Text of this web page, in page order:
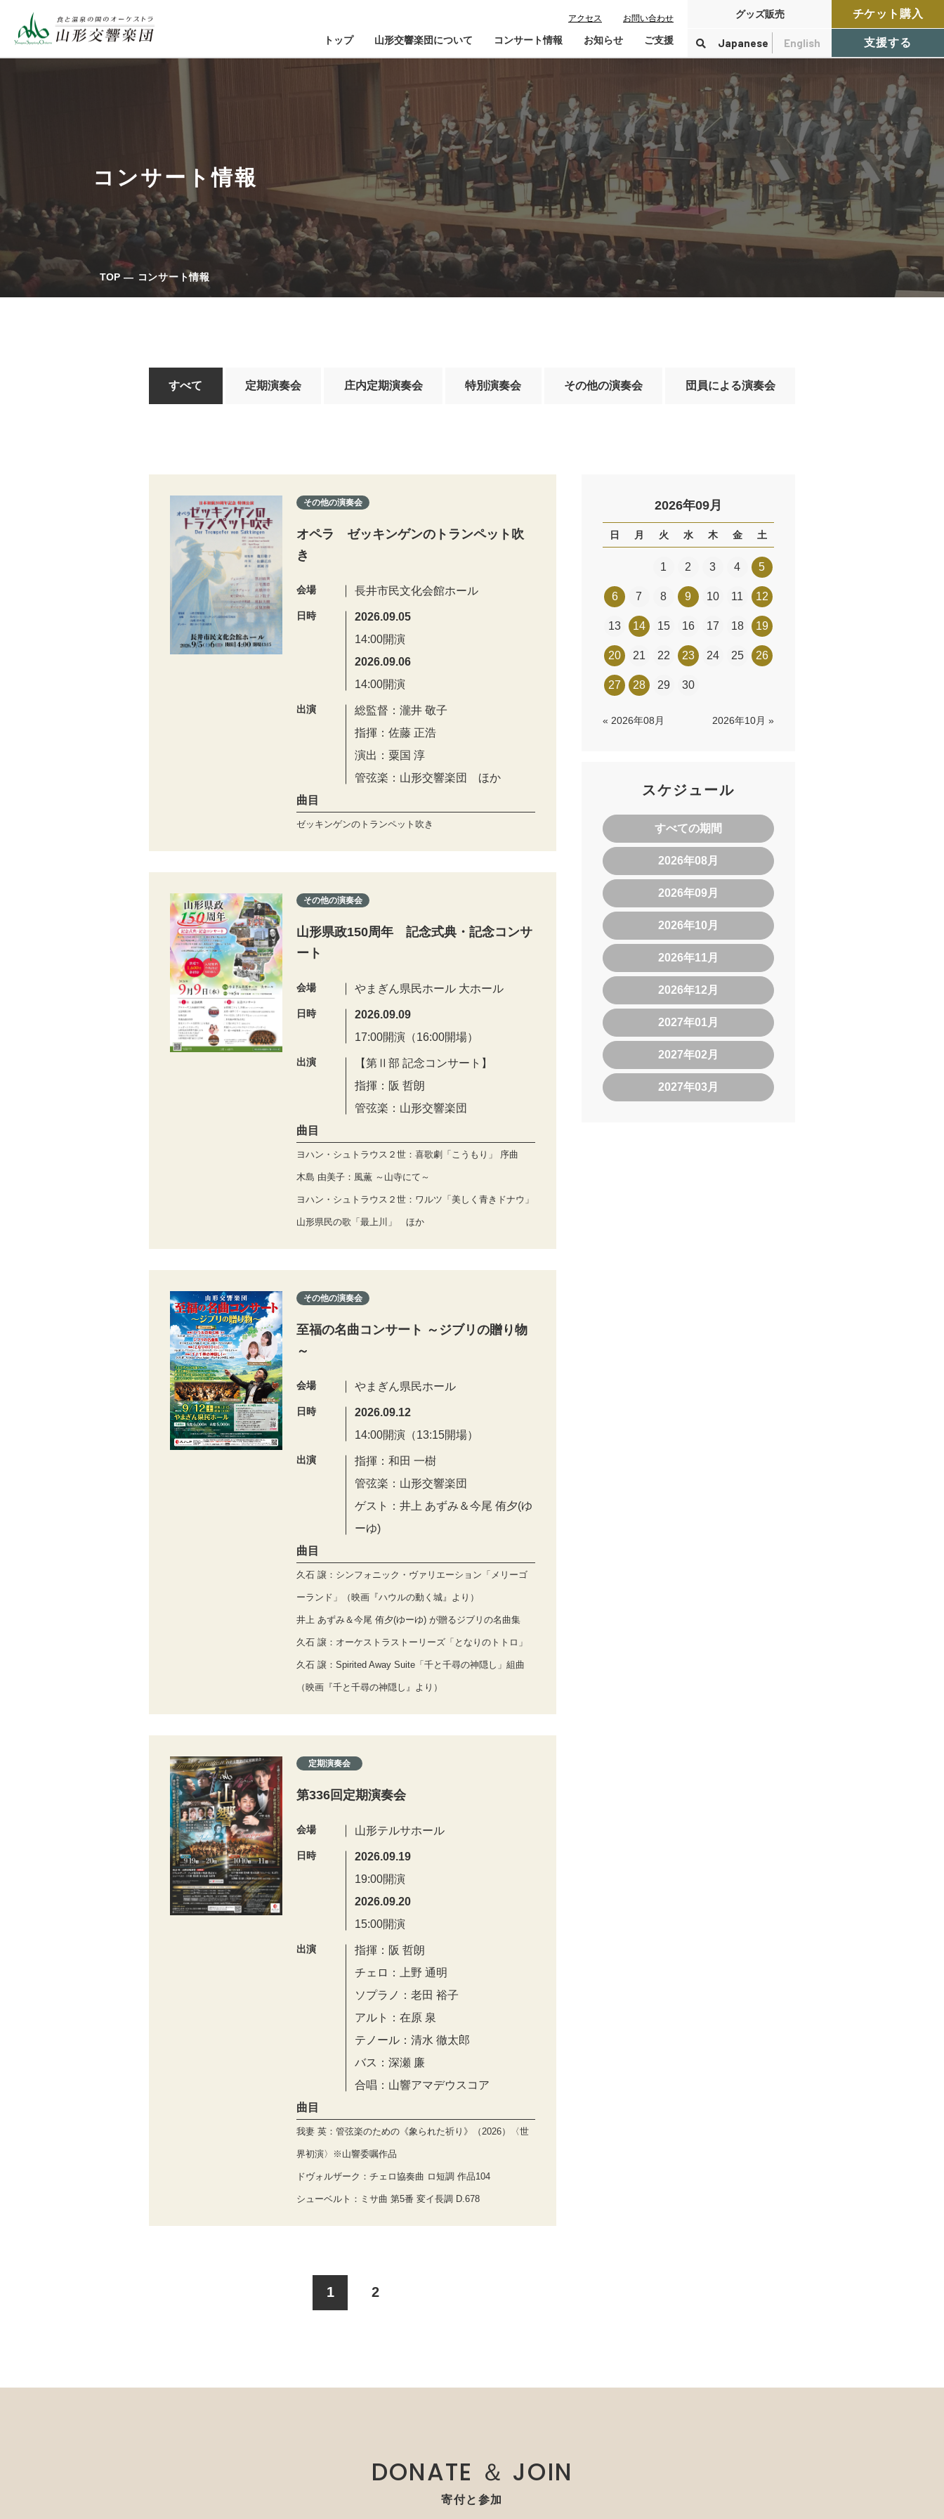
アクセス お問い合わせ
トップ 山形交響楽団について
山響が目指すもの
指揮者・楽団員紹介
山響アマデウスコア
山響の教育・地域交流
動画で見る山響
団体情報
コンサート情報
チケット購入ガイド
鑑賞会員入会
定期演奏会アーカイブ
お知らせ ご支援
寄付控除について
グッズ販売
Japanese English
チケット購入
支援する
コンサート情報
TOP コンサート情報
すべて 定期演奏会 庄内定期演奏会 特別演奏会 その他の演奏会 団員による演奏会
その他の演奏会
オペラ ゼッキンゲンのトランペット吹
き
会場 長井市民文化会館ホール
日時
2026.09.05
14:00開演
2026.09.06
14:00開演
出演
総監督：瀧井 敬子
指揮：佐藤 正浩
演出：粟国 淳
管弦楽：山形交響楽団 ほか
曲目
ゼッキンゲンのトランペット吹き
その他の演奏会
山形県政150周年 記念式典・記念コンサ
ート
会場 やまぎん県民ホール 大ホール
日時
2026.09.09
17:00開演（16:00開場）
出演
【第Ⅱ部 記念コンサート】
指揮：阪 哲朗
管弦楽：山形交響楽団
曲目
ヨハン・シュトラウス２世：喜歌劇「こうもり」 序曲
木島 由美子：風薫 ～山寺にて～
ヨハン・シュトラウス２世：ワルツ「美しく青きドナウ」
山形県民の歌「最上川」 ほか
その他の演奏会
至福の名曲コンサート ～ジブリの贈り物
～
会場 やまぎん県民ホール
日時
2026.09.12
14:00開演（13:15開場）
出演
指揮：和田 一樹
管弦楽：山形交響楽団
ゲスト：井上 あずみ＆今尾 侑夕(ゆ
ーゆ)
曲目
久石 譲：シンフォニック・ヴァリエーション「メリーゴ
ーランド」（映画『ハウルの動く城』より）
井上 あずみ＆今尾 侑夕(ゆーゆ) が贈るジブリの名曲集
久石 譲：オーケストラストーリーズ「となりのトトロ」
久石 譲：Spirited Away Suite「千と千尋の神隠し」組曲
（映画『千と千尋の神隠し』より）
定期演奏会
第336回定期演奏会
会場 山形テルサホール
日時
2026.09.19
19:00開演
2026.09.20
15:00開演
出演
指揮：阪 哲朗
チェロ：上野 通明
ソプラノ：老田 裕子
アルト：在原 泉
テノール：清水 徹太郎
バス：深瀬 廉
合唱：山響アマデウスコア
曲目
我妻 英：管弦楽のための《象られた祈り》（2026）〈世
界初演〉※山響委嘱作品
ドヴォルザーク：チェロ協奏曲 ロ短調 作品104
シューベルト：ミサ曲 第5番 変イ長調 D.678
1 2
2026年09月
日 月 火 水 木 金 土
1 2 3 4 5
6 7 8 9 10 11 12
13 14 15 16 17 18 19
20 21 22 23 24 25 26
27 28 29 30
« 2026年08月 2026年10月 »
スケジュール
すべての期間
2026年08月
2026年09月
2026年10月
2026年11月
2026年12月
2027年01月
2027年02月
2027年03月
DONATE ＆ JOIN
寄付と参加